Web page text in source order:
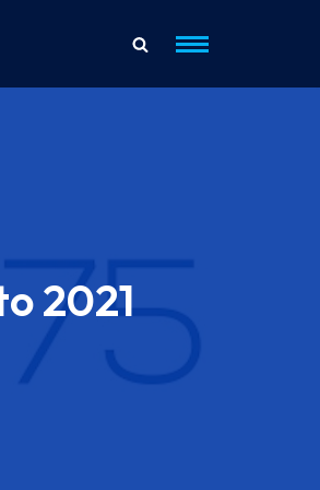
2021